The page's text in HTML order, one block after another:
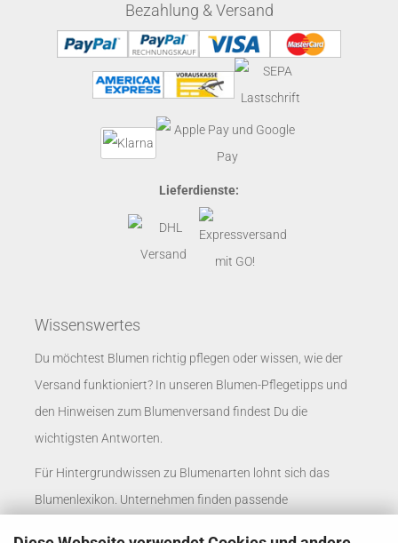
Bezahlung & Versand
Lieferdienste:
Wissenswertes
Du möchtest Blumen richtig pflegen oder wissen, wie der
Versand funktioniert? In unseren Blumen-Pflegetipps und
den Hinweisen zum Blumenversand findest Du die
wichtigsten Antworten.
Für Hintergrundwissen zu Blumenarten lohnt sich das
Blumenlexikon. Unternehmen finden passende